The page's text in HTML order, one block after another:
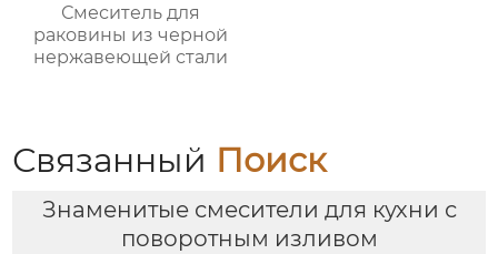
Смеситель для
раковины из черной
нержавеющей стали
Связанный Поиск
Знаменитые смесители для кухни с
поворотным изливом